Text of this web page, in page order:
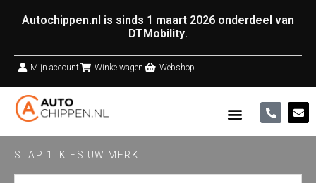
Autochippen.nl is sinds 1 maart 2026 onderdeel van
DTMobility.
Mijn account Winkelwagen Webshop
STAP 1: KIES UW MERK